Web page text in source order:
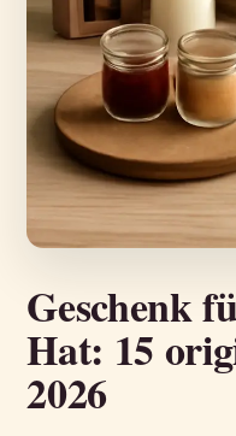
Geschenk
Hat: 15
2026